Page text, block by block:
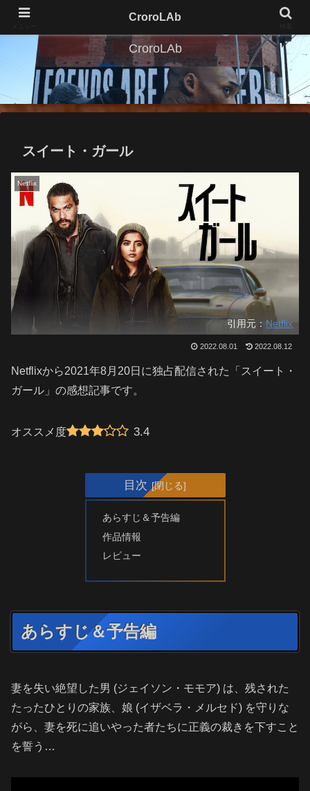
CroroLAb
スイート・ガール
Netflix
引用元： Netflix
2022.08.01 2022.08.12
Netflixから2021年8月20日に独占配信された「スイート・
ガール」の感想記事です。
オススメ度 3.4
目次
あらすじ＆予告編
作品情報
レビュー
あらすじ＆予告編
妻を失い絶望した男 (ジェイソン・モモア) は、残された
たったひとりの家族、娘 (イザベラ・メルセド) を守りな
がら、妻を死に追いやった者たちに正義の裁きを下すこと
を誓う…
CroroLAb